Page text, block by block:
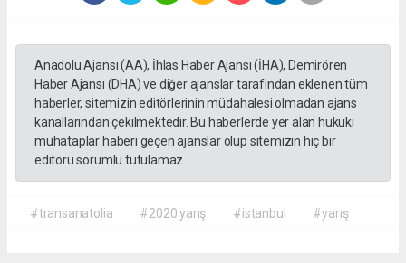
Anadolu Ajansı (AA), İhlas Haber Ajansı (İHA), Demirören
Haber Ajansı (DHA) ve diğer ajanslar tarafından eklenen tüm
haberler, sitemizin editörlerinin müdahalesi olmadan ajans
kanallarından çekilmektedir. Bu haberlerde yer alan hukuki
muhataplar haberi geçen ajanslar olup sitemizin hiç bir
editörü sorumlu tutulamaz...
#transanatolia #2020 yarış #istanbul #yarış